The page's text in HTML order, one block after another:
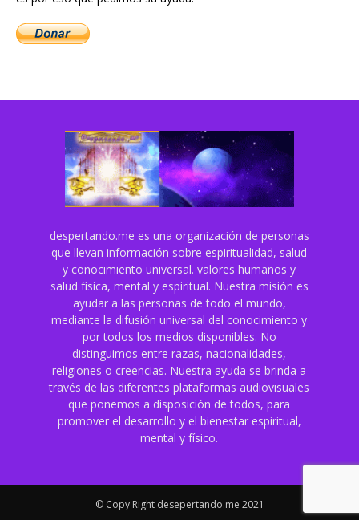
despertando.me es una organización de personas
que llevan información sobre espiritualidad, salud
y conocimiento universal. valores humanos y
salud física, mental y espiritual. Nuestra misión es
ayudar a las personas de todo el mundo,
mediante la difusión universal del conocimiento y
por todos los medios disponibles. No
distinguimos entre razas, nacionalidades,
religiones o creencias. Nuestra ayuda se brinda a
través de las diferentes plataformas audiovisuales
que ponemos a disposición de todos, para
promover el desarrollo y el bienestar espiritual,
mental y físico.
© Copy Right desepertando.me 2021